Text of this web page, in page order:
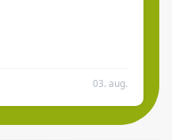
03. aug.